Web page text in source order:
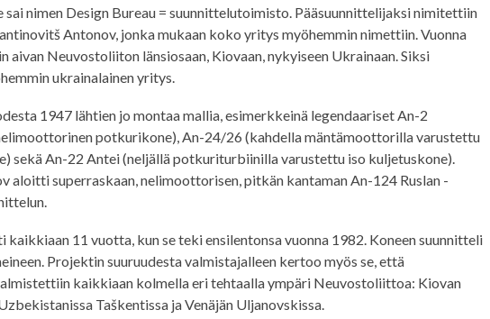
sai nimen Design Bureau = suunnittelutoimisto. Pääsuunnittelijaksi nimitettiin
Antonov, jonka mukaan koko yritys myöhemmin nimettiin. Vuonna
aivan Neuvostoliiton länsiosaan, Kiovaan, nykyiseen Ukrainaan. Siksi
ukrainalainen yritys.
1947 lähtien jo montaa mallia, esimerkkeinä legendaariset An-2
potkurikone), An-24/26 (kahdella mäntämoottorilla varustettu
sekä An-22 Antei (neljällä potkuriturbiinilla varustettu iso kuljetuskone).
aloitti superraskaan, nelimoottorisen, pitkän kantaman An-124 Ruslan -
kaikkiaan 11 vuotta, kun se teki ensilentonsa vuonna 1982. Koneen suunnitteli
Projektin suuruudesta valmistajalleen kertoo myös se, että
kaikkiaan kolmella eri tehtaalla ympäri Neuvostoliittoa: Kiovan
Taškentissa ja Venäjän Uljanovskissa.